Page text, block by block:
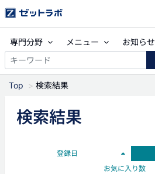
専門分野 メニュー
お知らせ
Top 検索結果
検索結果
登録日
お気に入り数